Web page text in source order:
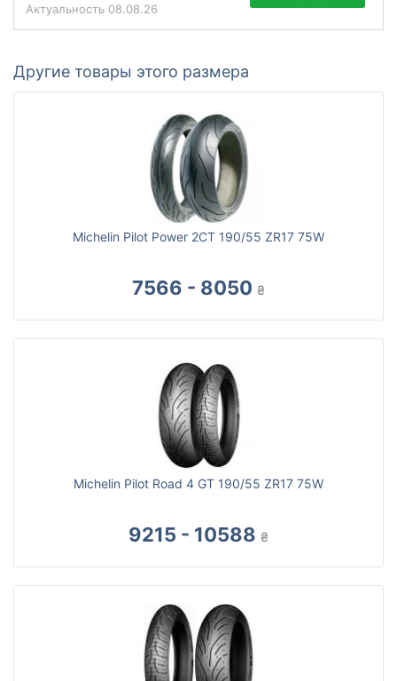
Актуальность 08.08.26
Другие товары этого размера
Michelin Pilot Power 2CT 190/55 ZR17 75W
7566 - 8050 ₴
Michelin Pilot Road 4 GT 190/55 ZR17 75W
9215 - 10588 ₴